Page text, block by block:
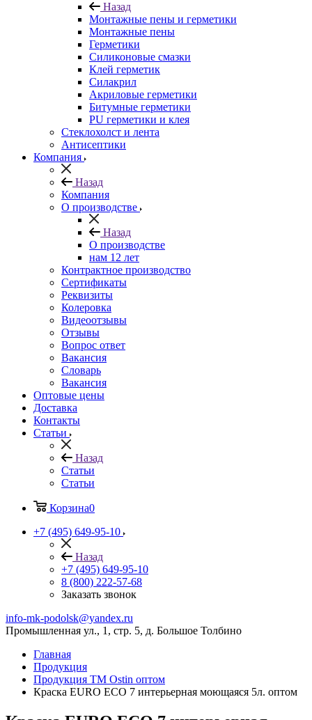
Назад
Монтажные пены и герметики
Монтажные пены
Герметики
Силиконовые смазки
Клей герметик
Силакрил
Акриловые герметики
Битумные герметики
PU герметики и клея
Стеклохолст и лента
Антисептики
Компания
Назад
Компания
О производстве
Назад
О производстве
нам 12 лет
Контрактное производство
Сертификаты
Реквизиты
Колеровка
Видеоотзывы
Отзывы
Вопрос ответ
Вакансия
Словарь
Вакансия
Оптовые цены
Доставка
Контакты
Статьи
Назад
Статьи
Статьи
Корзина0
+7 (495) 649-95-10
Назад
+7 (495) 649-95-10
8 (800) 222-57-68
Заказать звонок
info-mk-podolsk@yandex.ru
Промышленная ул., 1, стр. 5, д. Большое Толбино
Главная
Продукция
Продукция ТМ Ostin оптом
Краска EURO ECO 7 интерьерная моющаяся 5л. оптом